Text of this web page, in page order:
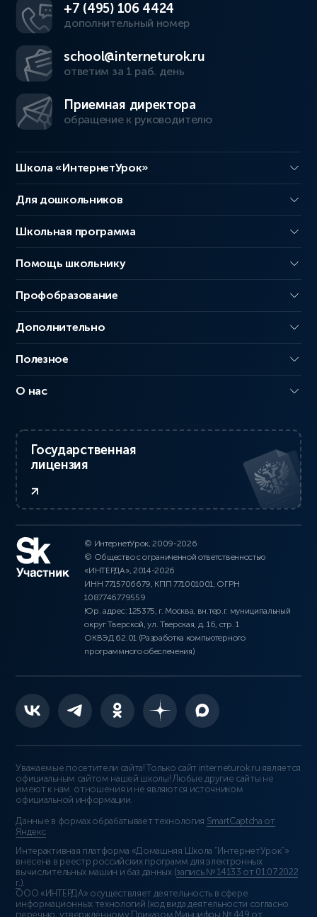
+7 (495) 106 4424
дополнительный номер
school@interneturok.ru
ответим за 1 раб. день
Приемная директора
обращение к руководителю
Школа «ИнтернетУрок»
Для дошкольников
Школьная программа
Помощь школьнику
Профобразование
Дополнительно
Полезное
О нас
Государственная
лицензия
© ИнтернетУрок, 2009-2026
© Общество с ограниченной ответственностью
«ИНТЕРДА», 2014-2026
ИНН 7715706679, КПП 771001001, ОГРН
1087746779559
Юр. адрес: 125375, г. Москва, вн.тер.г. муниципальный
округ Тверской, ул. Тверская, д. 16, стр. 1
ОКВЭД 62.01 (Разработка компьютерного
программного обеспечения)
Уважаемые посетители сайта! Только сайт interneturok.ru является
официальным сайтом нашей школы! Любые другие сайты не
имеют к нам отношения и не являются источником
официальной информации.
Данные в формах обрабатывает технология SmartCaptcha от
Яндекс
Интерактивная платформа «Домашняя Школа “ИнтернетУрок”»
внесена в реестр российских программ для электронных
вычислительных машин и баз данных (запись № 14133 от 01.07.2022
г. ).
ООО «ИНТЕРДА» осуществляет деятельность в сфере
информационных технологий (код вида деятельности согласно
перечню, утверждённому Приказом Минцифры № 449 от